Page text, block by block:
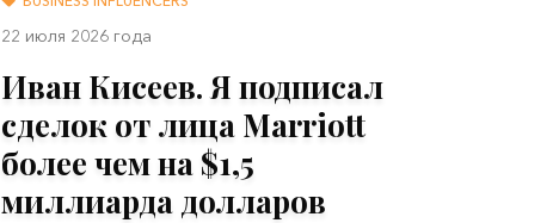
22 июля 2026 года
Иван Кисеев. Я подписал
сделок от лица Marriott
более чем на $1,5
миллиарда долларов